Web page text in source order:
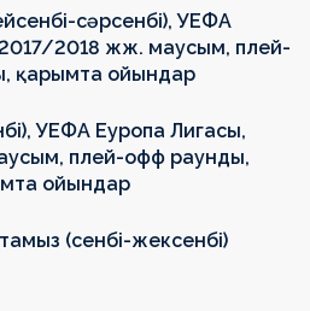
сәрсенбі),УЕФА
2018 жж. маусым, плей-
, қарымта ойындар
УЕФА Еуропа Лигасы,
плей-офф раунды,
ойындар
(сенбі-жексенбі)